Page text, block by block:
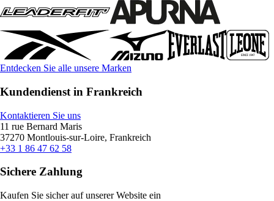
Entdecken Sie alle unsere Marken
Kundendienst in Frankreich
Kontaktieren Sie uns
11 rue Bernard Maris
37270 Montlouis-sur-Loire, Frankreich
+33 1 86 47 62 58
Sichere Zahlung
Kaufen Sie sicher auf unserer Website ein